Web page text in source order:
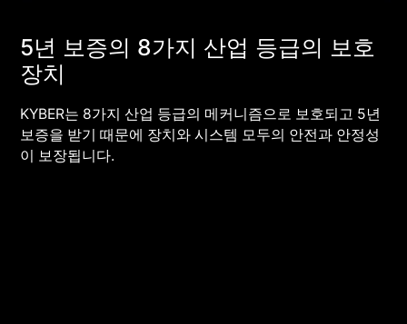
5년 보증의 8가지 산업 등급의 보호
장치
KYBER는 8가지 산업 등급의 메커니즘으로 보호되고 5년
보증을 받기 때문에 장치와 시스템 모두의 안전과 안정성
이 보장됩니다.